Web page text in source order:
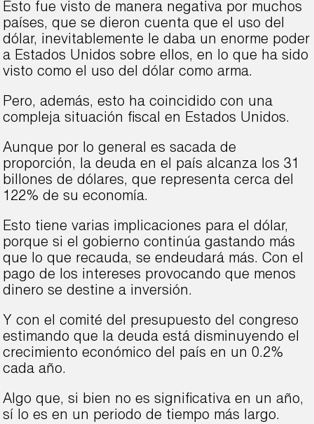
Esto fue visto de manera negativa por muchos
países, que se dieron cuenta que el uso del
dólar, inevitablemente le daba un enorme poder
a Estados Unidos sobre ellos, en lo que ha sido
visto como el uso del dólar como arma.
Pero, además, esto ha coincidido con una
compleja situación fiscal en Estados Unidos.
Aunque por lo general es sacada de
proporción, la deuda en el país alcanza los 31
billones de dólares, que representa cerca del
122% de su economía.
Esto tiene varias implicaciones para el dólar,
porque si el gobierno continúa gastando más
que lo que recauda, se endeudará más. Con el
pago de los intereses provocando que menos
dinero se destine a inversión.
Y con el comité del presupuesto del congreso
estimando que la deuda está disminuyendo el
crecimiento económico del país en un 0.2%
cada año.
Algo que, si bien no es significativa en un año,
sí lo es en un periodo de tiempo más largo.